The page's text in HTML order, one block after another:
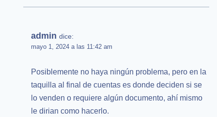
admin dice:
mayo 1, 2024 a las 11:42 am
Posiblemente no haya ningún problema, pero en la
taquilla al final de cuentas es donde deciden si se
lo venden o requiere algún documento, ahí mismo
le dirian como hacerlo.